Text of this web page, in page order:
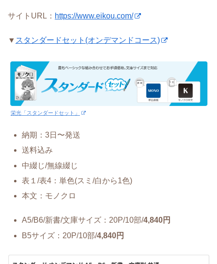
サイトURL： https://www.eikou.com/
▼ スタンダードセット(オンデマンドコース)
栄光「スタンダードセット」
納期：3日〜発送
送料込み
中綴じ/無線綴じ
表１/表4：単色(スミ/白から1色)
本文：モノクロ
A5/B6/新書/文庫サイズ：20P/10部/4,840円
B5サイズ：20P/10部/4,840円